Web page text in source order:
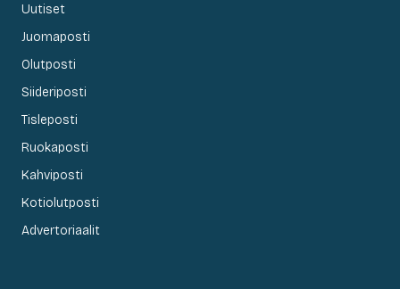
Uutiset
Juomaposti
Olutposti
Siideriposti
Tisleposti
Ruokaposti
Kahviposti
Kotiolutposti
Advertoriaalit